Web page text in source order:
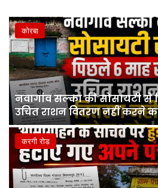
कोरबा
नवागांव सल्का की सोसायटी से
उचित राशन वितरण नहीं करने
करगी रोड